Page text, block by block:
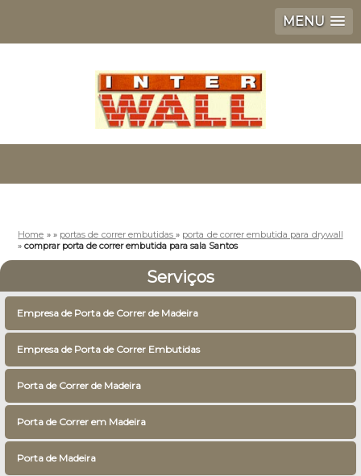
MENU
Home » » portas de correr embutidas» porta de correr embutida para drywall
»comprar porta de correr embutida para sala Santos
Serviços
Empresa de Porta de Correr de Madeira
Empresa de Porta de Correr Embutidas
Porta de Correr de Madeira
Porta de Correr em Madeira
Porta de Madeira